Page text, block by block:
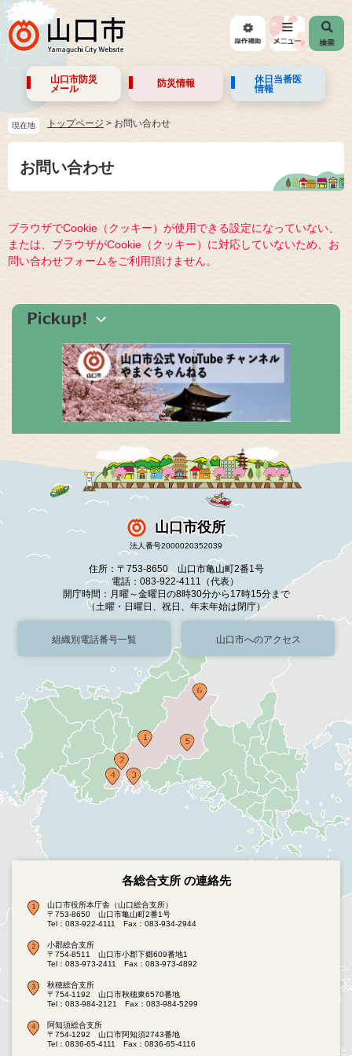
山口市防災
メール
防災情報
休日当番医
情報
現在地 トップページ > お問い合わせ
お問い合わせ
ブラウザでCookie（クッキー）が使用できる設定になっていない、
または、ブラウザがCookie（クッキー）に対応していないため、お
問い合わせフォームをご利用頂けません。
山口市役所
法人番号2000020352039
住所：〒753-8650 山口市亀山町2番1号
電話：083-922-4111（代表）
開庁時間：月曜～金曜日の8時30分から17時15分まで
（土曜・日曜日、祝日、年末年始は閉庁）
組織別電話番号一覧 山口市へのアクセス
各総合支所 の連絡先
山口市役所本庁舎（山口総合支所）
〒753-8650 山口市亀山町2番1号
Tel：083-922-4111
Fax：083-934-2944
小郡総合支所
〒754-8511 山口市小郡下郷609番地1
Tel：083-973-2411
Fax：083-973-4892
秋穂総合支所
〒754-1192 山口市秋穂東6570番地
Tel：083-984-2121
Fax：083-984-5299
阿知須総合支所
〒754-1292 山口市阿知須2743番地
Tel：0836-65-4111
Fax：0836-65-4116